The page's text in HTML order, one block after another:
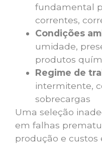
fundamental
correntes,
Condições
umidade,
produtos
Regime de
intermitente,
sobrecargas
Uma seleção
em falhas
produção e custos